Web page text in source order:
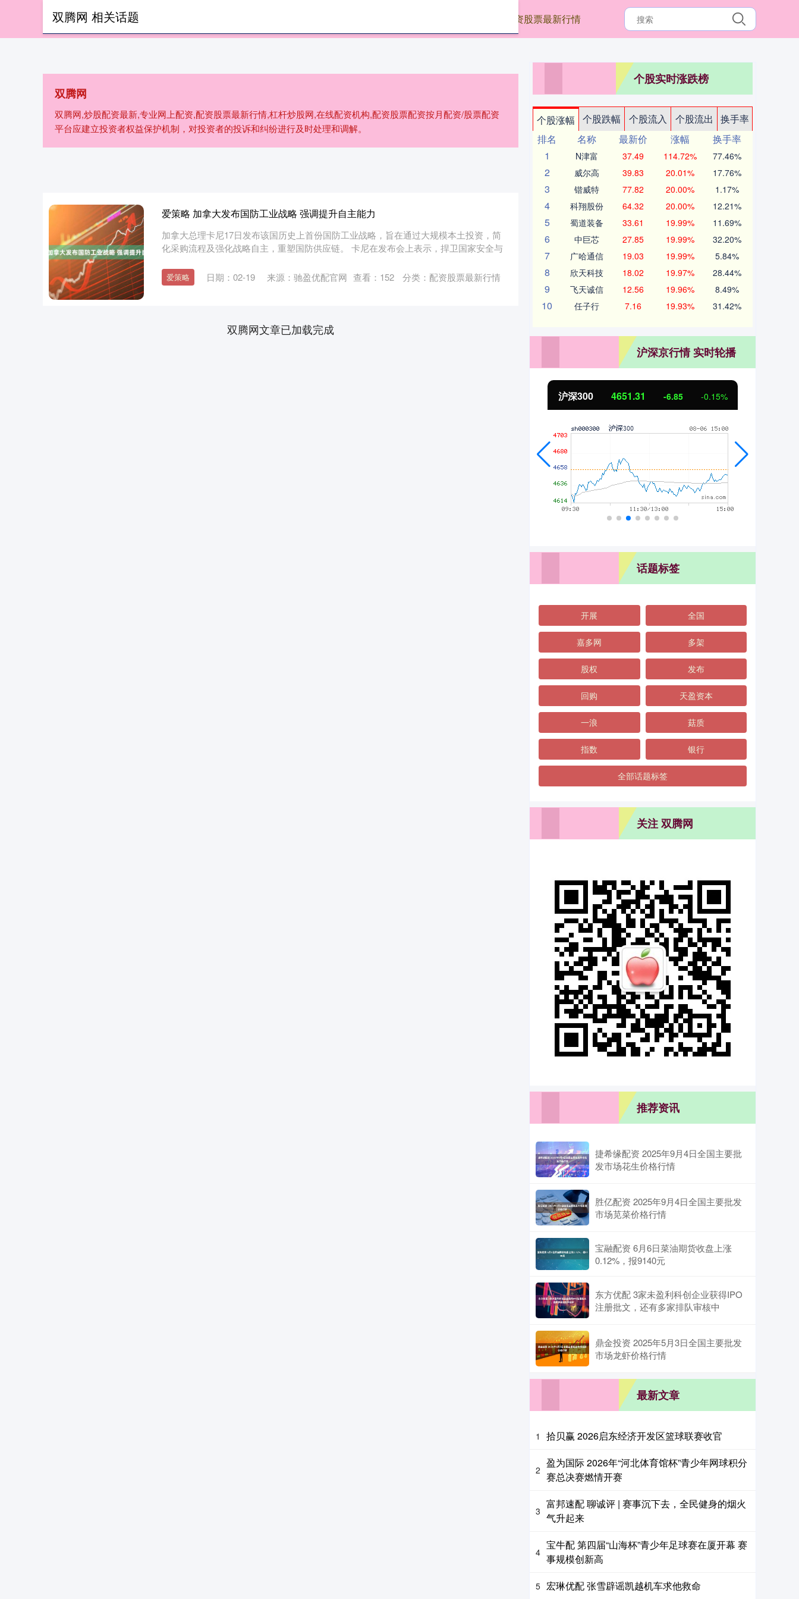
配资股票最新行情
双腾网
双腾网,炒股配资最新,专业网上配资,配资股票最新行情,杠杆炒股网,在线配资机构,配资股票配资按月配资/股票配资
平台应建立投资者权益保护机制，对投资者的投诉和纠纷进行及时处理和调解。
双腾网 相关话题
爱策略 加拿大发布国防工业战略 强调提升自主能力
加拿大总理卡尼17日发布该国历史上首份国防工业战略，旨在通过大规模本土投资，简
化采购流程及强化战略自主，重塑国防供应链。 卡尼在发布会上表示，捍卫国家安全与
爱策略 日期：02-19 来源：驰盈优配官网 查看： 152 分类： 配资股票最新行情
双腾网文章已加载完成
个股实时涨跌榜
个股涨幅 个股跌幅 个股流入 个股流出
换手率
排名
名称 最新价 涨幅
换手率
1
N津富 37.49 114.72% 77.46%
2 威尔高 39.83 20.01% 17.76%
3 锴威特 77.82 20.00% 1.17%
4 科翔股份 64.32 20.00% 12.21%
5 蜀道装备 33.61 19.99% 11.69%
6 中巨芯 27.85 19.99% 32.20%
7 广哈通信 19.03 19.99% 5.84%
8 欣天科技 18.02 19.97% 28.44%
9 飞天诚信 12.56 19.96% 8.49%
10 任子行 7.16 19.93% 31.42%
沪深京行情 实时轮播
沪深300 4651.31 -6.85 -0.15%
话题标签
开展 全国
嘉多网 多架
股权 发布
回购 天盈资本
一浪 菇质
指数 银行
全部话题标签
关注 双腾网
推荐资讯
捷希缘配资 2025年9月4日全国主要批
发市场花生价格行情
胜亿配资 2025年9月4日全国主要批发
市场苋菜价格行情
宝融配资 6月6日菜油期货收盘上涨
0.12%，报9140元
东方优配 3家未盈利科创企业获得IPO
注册批文，还有多家排队审核中
鼎金投资 2025年5月3日全国主要批发
市场龙虾价格行情
最新文章
1 拾贝赢 2026启东经济开发区篮球联赛收官
2
盈为国际 2026年“河北体育馆杯”青少年网球积分
赛总决赛燃情开赛
3
富邦速配 聊诚评 | 赛事沉下去，全民健身的烟火
气升起来
4
宝牛配 第四届“山海杯”青少年足球赛在厦开幕 赛
事规模创新高
5 宏琳优配 张雪辟谣凯越机车求他救命